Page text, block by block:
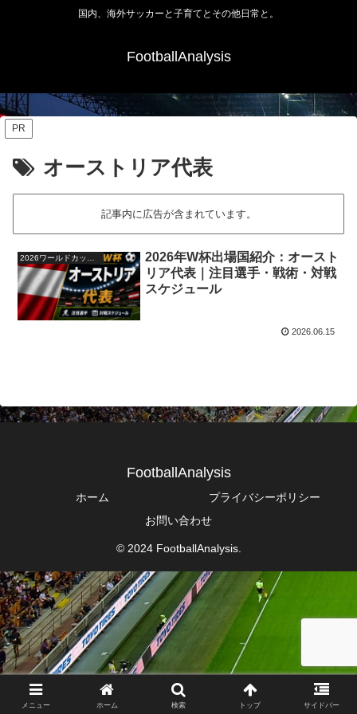
国内、海外サッカーと子育てとその他日常と。
FootballAnalysis
PR
オーストリア代表
記事内に広告が含まれています。
2026年W杯出場国紹介：オースト
リア代表｜注目選手・戦術・対戦
スケジュール
2026.06.15
FootballAnalysis
ホーム
プライバシーポリシー
お問い合わせ
© 2024 FootballAnalysis.
メニュー ホーム 検索 トップ サイドバー